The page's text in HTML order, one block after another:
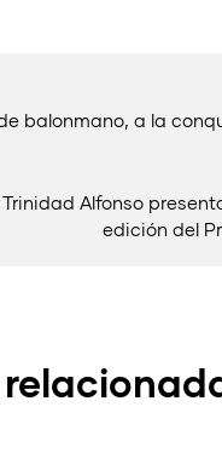
balonmano, a la
Alfonso
edición del